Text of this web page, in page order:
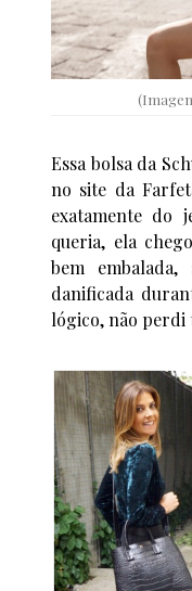
Essa bolsa da
no site da
exatamente do
queria, ela
bem
danificada
lógico, não perdi